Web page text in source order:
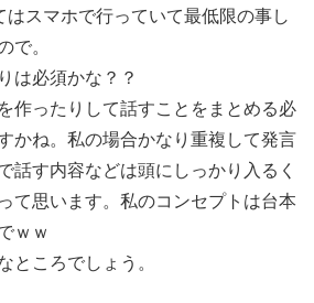
はスマホで行っていて最低限の事し
で。
は必須かな？？
作ったりして話すことをまとめる必
かね。私の場合かなり重複して発言
話す内容などは頭にしっかり入るく
て思います。私のコンセプトは台本
ｗｗ
ところでしょう。